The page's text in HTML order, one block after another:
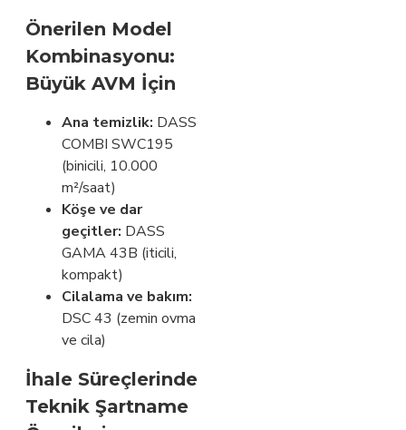
Önerilen Model
Kombinasyonu:
Büyük AVM İçin
Ana temizlik: DASS
COMBI SWC195
(binicili, 10.000
m²/saat)
Köşe ve dar
geçitler: DASS
GAMA 43B (iticili,
kompakt)
Cilalama ve bakım:
DSC 43 (zemin ovma
ve cila)
İhale Süreçlerinde
Teknik Şartname